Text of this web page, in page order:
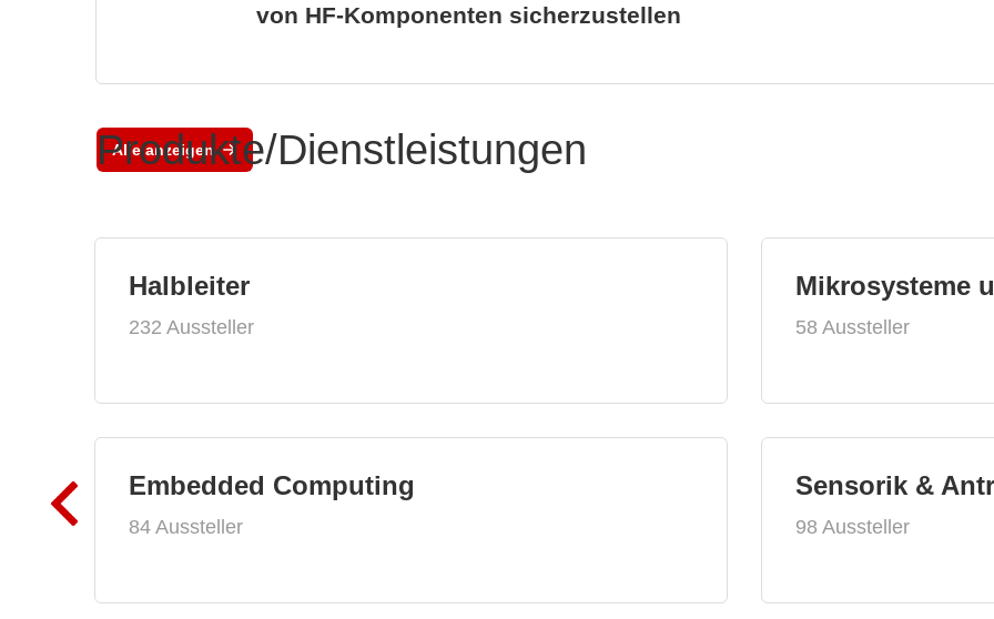
von HF-Komponenten sicherzustellen
Alle anzeigen
Produkte/Dienstleistungen
Halbleiter
232 Aussteller
Embedded Computing
84 Aussteller
Mikrosysteme
58 Aussteller
Sensorik &
98 Aussteller